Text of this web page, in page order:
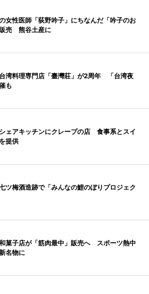
女性医師「荻野吟子」にちなんだ「吟子のお
売 熊谷土産に
湾料理専門店「臺灣莊」が2周年 「台湾夜
も
ェアキッチンにクレープの店 食事系とスイ
提供
ツ梅酒造跡で「みんなの鯉のぼりプロジェク
菓子店が「筋肉最中」販売へ スポーツ熱中
名物に